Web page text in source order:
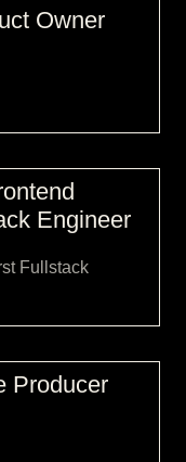
Fullstack